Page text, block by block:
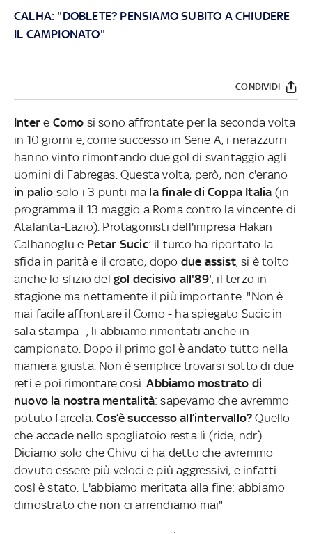
CALHA: "DOBLETE? PENSIAMO SUBITO A CHIUDERE
IL CAMPIONATO"
CONDIVIDI
Intere Como si sono affrontate per la seconda volta
in 10 giorni e, come successo in Serie A, i nerazzurri
hanno vinto rimontando due gol di svantaggio agli
uomini di Fabregas. Questa volta, però, non c'erano
in palio solo i 3 punti ma la finale di Coppa Italia (in
programma il 13 maggio a Roma contro la vincente di
Atalanta-Lazio). Protagonisti dell'impresa Hakan
Calhanoglu e Petar Sucic: il turco ha riportato la
sfida in parità e il croato, dopo due assist, si è tolto
anche lo sfizio del gol decisivo all'89', il terzo in
stagione ma nettamente il più importante. "Non è
mai facile affrontare il Como - ha spiegato Sucic in
sala stampa -, li abbiamo rimontati anche in
campionato. Dopo il primo gol è andato tutto nella
maniera giusta. Non è semplice trovarsi sotto di due
reti e poi rimontare così.Abbiamo mostrato di
nuovo la nostra mentalità: sapevamo che avremmo
potuto farcela.Cos’è successo all’intervallo?Quello
che accade nello spogliatoio resta lì (ride, ndr).
Diciamo solo che Chivu ci ha detto che avremmo
dovuto essere più veloci e più aggressivi, e infatti
così è stato. L'abbiamo meritata alla fine: abbiamo
dimostrato che non ci arrendiamo mai"